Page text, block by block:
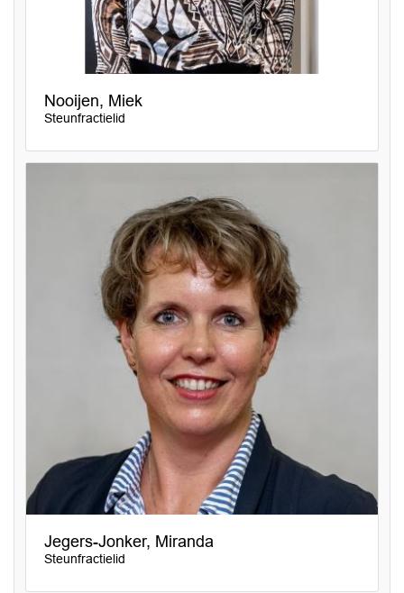
Nooijen, Miek
Steunfractielid
Jegers-Jonker, Miranda
Steunfractielid